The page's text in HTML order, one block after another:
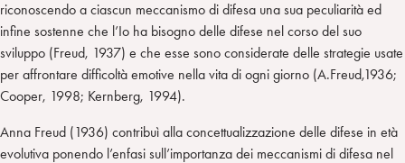
riconoscendo a ciascun meccanismo di difesa una sua peculiarità ed
infine sostenne che l’Io ha bisogno delle difese nel corso del suo
sviluppo (Freud, 1937) e che esse sono considerate delle strategie usate
per affrontare difficoltà emotive nella vita di ogni giorno (A.Freud,1936;
Cooper, 1998; Kernberg, 1994).
Anna Freud (1936) contribuì alla concettualizzazione delle difese in età
evolutiva ponendo l’enfasi sull’importanza dei meccanismi di difesa nel